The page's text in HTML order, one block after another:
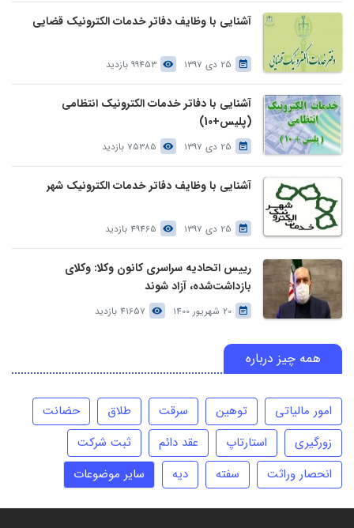
آشنایی با وظایف دفاتر خدمات الکترونیک قضایی
25 دی 1397 99453 بازدید
آشنایی با دفاتر خدمات الکترونیک انتظامی
(پلیس+10)
25 دی 1397 75385 بازدید
آشنایی با وظایف دفاتر خدمات الکترونیک شهر
25 دی 1397 49465 بازدید
رییس اتحادیه سراسری کانون وکلا: وکلای
بازداشت‌شده، آزاد شوند
20 شهریور 1400 41657 بازدید
همه چیز درباره
امور مالیاتی توهین سرقت طلاق
حضانت
زورگیری
استارتاپ عقد دائم
ثبت شرکت
انحصار وراثت
سفته دیه سایر موضوعات